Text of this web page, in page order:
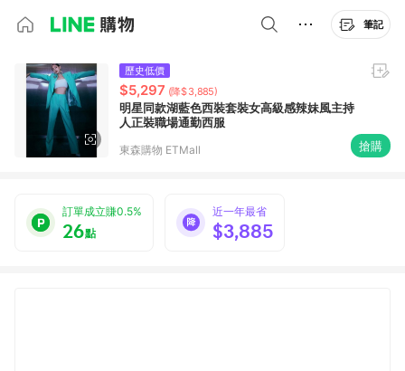
筆記
歷史低價
$5,297 (降$3,885)
明星同款湖藍色西裝套裝女高級感辣妹風主持
人正裝職場通勤西服
東森購物 ETMall 搶購
訂單成立賺0.5%
26點
近一年最省
$3,885